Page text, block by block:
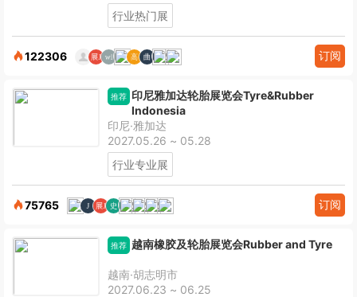
行业热门展
122306 订阅
推荐 印尼雅加达轮胎展览会Tyre&Rubber
Indonesia
印尼·雅加达
2027.05.26 ~ 05.28
行业专业展
75765 订阅
推荐 越南橡胶及轮胎展览会Rubber and Tyre
越南·胡志明市
2027.06.23 ~ 06.25